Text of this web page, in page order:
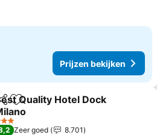
Prijzen bekijken
Toevoegen aan favorieten
Quality Hotel Dock
bekijken
Zeer goed
8.701